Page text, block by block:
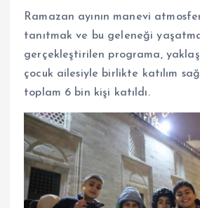
Ramazan ayının manevi
tanıtmak ve bu geleneği
gerçekleştirilen programa,
çocuk ailesiyle birlikte katılım
toplam 6 bin kişi katıldı.